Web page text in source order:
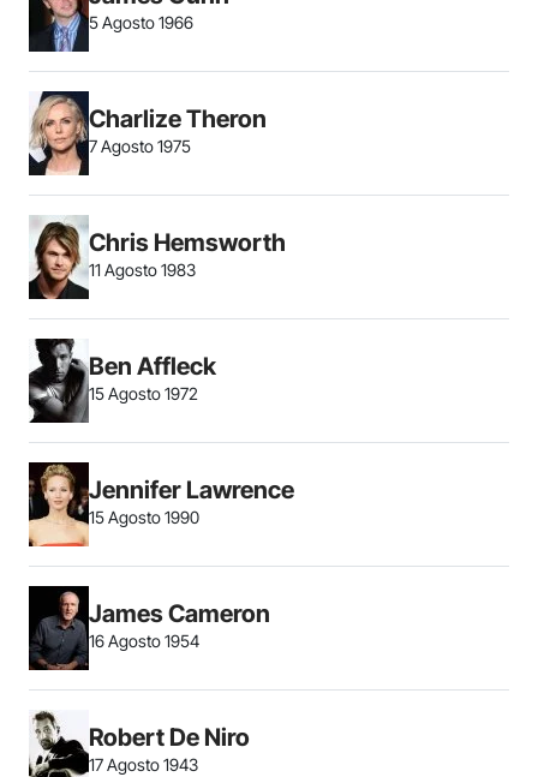
5 Agosto 1966
Charlize Theron
7 Agosto 1975
Chris Hemsworth
11 Agosto 1983
Ben Affleck
15 Agosto 1972
Jennifer Lawrence
15 Agosto 1990
James Cameron
16 Agosto 1954
Robert De Niro
17 Agosto 1943